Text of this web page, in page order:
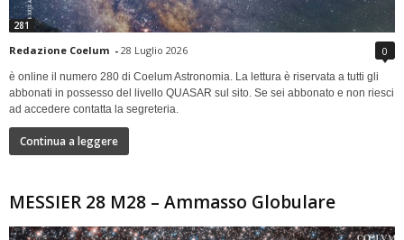
281
Redazione Coelum - 28 Luglio 2026 0
è online il numero 280 di Coelum Astronomia. La lettura è riservata a tutti gli
abbonati in possesso del livello QUASAR sul sito. Se sei abbonato e non riesci
ad accedere contatta la segreteria.
Continua a leggere
MESSIER 28 M28 – Ammasso Globulare